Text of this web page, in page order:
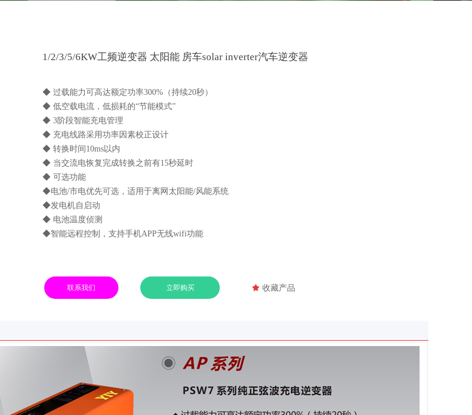
1/2/3/5/6KW工频逆变器 太阳能 房车solar inverter汽车逆变器
◆ 过载能力可高达额定功率300%（持续20秒）
◆ 低空载电流，低损耗的“节能模式”
◆ 3阶段智能充电管理
◆ 充电线路采用功率因素校正设计
◆ 转换时间10ms以内
◆ 当交流电恢复完成转换之前有15秒延时
◆ 可选功能
◆电池/市电优先可选，适用于离网太阳能/风能系统
◆发电机自启动
◆ 电池温度侦测
◆智能远程控制，支持手机APP无线wifi功能
联系我们 立即购买 끄 收藏产品